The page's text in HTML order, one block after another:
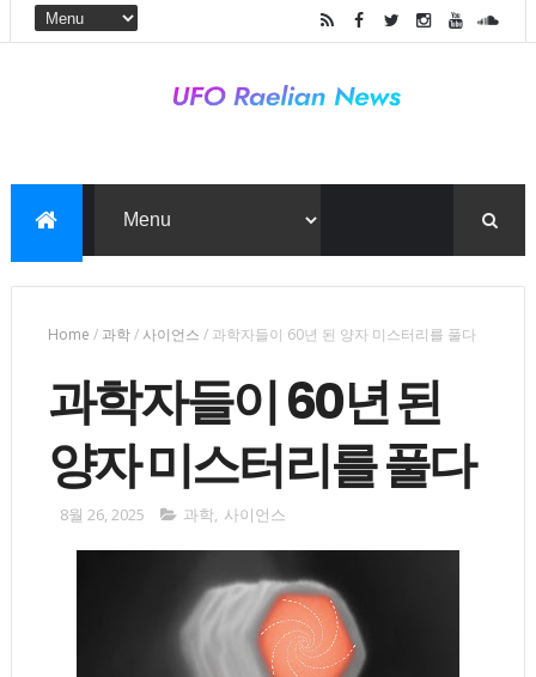
Home / 과학/ 사이언스 / 과학자들이 60년 된 양자 미스터리를 풀다
과학자들이 60년 된
양자 미스터리를 풀다
8월 26, 2025 과학, 사이언스